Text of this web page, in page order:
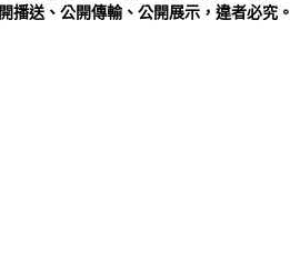
播送、公開傳輸、公開展示，違者必究。